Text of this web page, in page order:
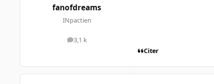
fanofdreams
INpactien
3,1 k
messages
Citer